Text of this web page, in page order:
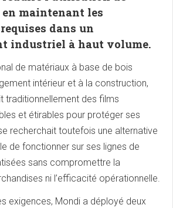
maintenant les
dans un
industriel à haut volume.
de matériaux à base de bois
intérieur et à la construction,
traditionnellement des films
et étirables pour protéger ses
recherchait toutefois une alternative
de fonctionner sur ses lignes de
sans compromettre la
ni l’efficacité opérationnelle.
exigences, Mondi a déployé deux